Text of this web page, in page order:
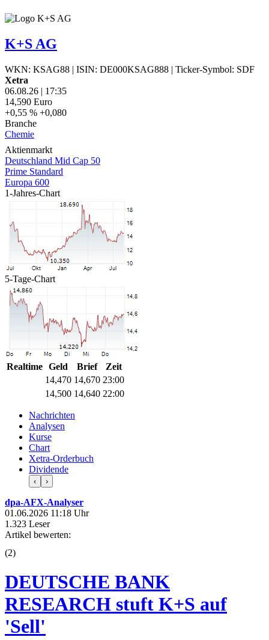
K+S AG
WKN: KSAG88 | ISIN: DE000KSAG888 | Ticker-Symbol: SDF
Xetra
06.08.26 | 17:35
14,590 Euro
+0,55 % +0,080
Branche
Chemie
Aktienmarkt
Deutschland Mid Cap 50
Prime Standard
Europa 600
1-Jahres-Chart
5-Tage-Chart
Realtime Geld Brief
Zeit
14,470 14,670 23:00
14,500 14,640 22:00
Nachrichten
Analysen
Kurse
Chart
Xetra-Orderbuch
Dividende
‹ ›
dpa-AFX-Analyser
01.06.2026 11:18 Uhr
1.323 Leser
Artikel bewerten:
(2)
DEUTSCHE BANK
RESEARCH stuft K+S auf
'Sell'